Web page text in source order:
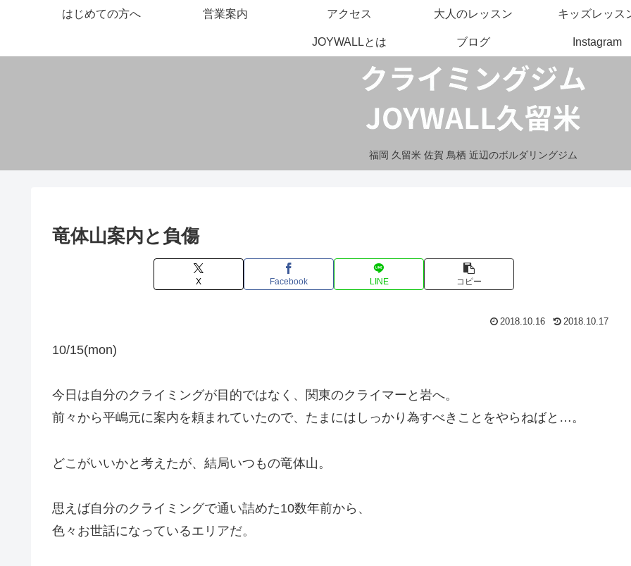
福岡 久留米 佐賀 鳥栖 近辺のボルダリングジム
はじめての方へ 営業案内 アクセス 大人のレッスン キッズレッス
JOYWALLとは ブログ Instagram
竜体山案内と負傷
X Facebook LINE コピー
2018.10.16 2018.10.17
10/15(mon)
今日は自分のクライミングが目的ではなく、関東のクライマーと岩へ。
前々から平嶋元に案内を頼まれていたので、たまにはしっかり為すべきことをやらねばと…。
どこがいいかと考えたが、結局いつもの竜体山。
思えば自分のクライミングで通い詰めた10数年前から、
色々お世話になっているエリアだ。